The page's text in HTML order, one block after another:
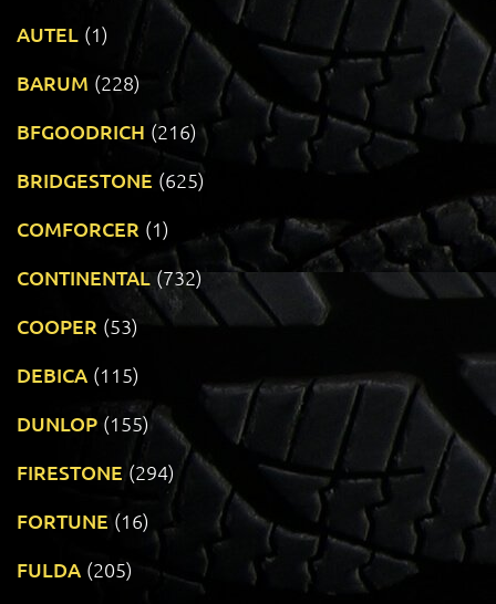
AUTEL (1)
BARUM (228)
BFGOODRICH (216)
BRIDGESTONE (625)
COMFORCER (1)
CONTINENTAL (732)
COOPER (53)
DEBICA (115)
DUNLOP (155)
FIRESTONE (294)
FORTUNE (16)
FULDA (205)